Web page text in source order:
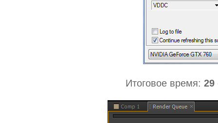
Итоговое время: 29